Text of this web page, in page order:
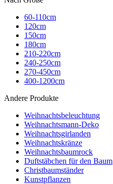
60-110cm
120cm
150cm
180cm
210-220cm
240-250cm
270-450cm
400-1200cm
Andere Produkte
Weihnachtsbeleuchtung
Weihnachtsmann-Deko
Weihnachtsgirlanden
Weihnachtskränze
Weihnachtsbaumrock
Duftstäbchen für den Baum
Christbaumständer
Kunstpflanzen